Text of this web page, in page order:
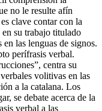
no le resulte afín
clave contar con la
su trabajo titulado
las lenguas de signos.
perífrasis verbal.
centra su
volitivas en las
a la catalana. Los
se debate acerca de la
verbal a las